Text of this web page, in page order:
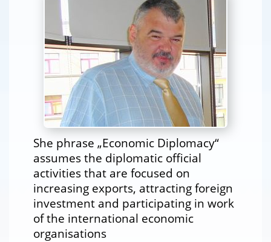
She phrase „Economic Diplomacy“
assumes the diplomatic official
activities that are focused on
increasing exports, attracting foreign
investment and participating in work
of the international economic
organisations